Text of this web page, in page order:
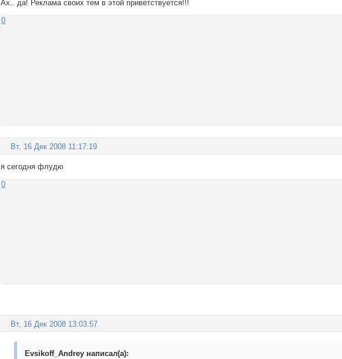
Ах.. да! Реклама своих тем в этой приветствуется!!!
0
Вт, 16 Дек 2008 11:17:19
я сегодня флудю
0
Вт, 16 Дек 2008 13:03:57
Evsikoff_Andrey написал(а):